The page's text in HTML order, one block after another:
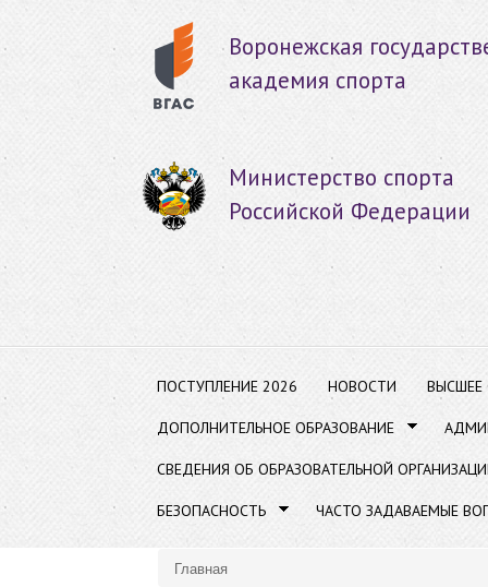
Воронежская
академия спорта
Министерство спорта
Российской Федерации
ПОСТУПЛЕНИЕ 2026 НОВОСТИ ВЫСШЕЕ
ДОПОЛНИТЕЛЬНОЕ ОБРАЗОВАНИЕ
СВЕДЕНИЯ ОБ ОБРАЗОВАТЕЛЬНОЙ
БЕЗОПАСНОСТЬ ЧАСТО ЗАДАВАЕМЫЕ
Вы здесь
Главная